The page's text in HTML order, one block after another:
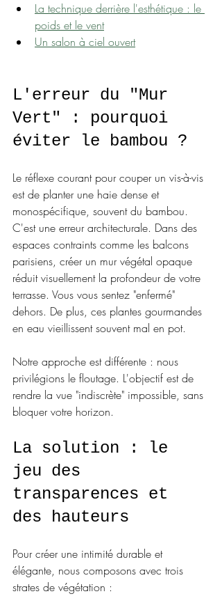
La technique derrière l'esthétique : le
poids et le vent
Un salon à ciel ouvert
L'erreur du "Mur
Vert" : pourquoi
éviter le bambou ?
Le réflexe courant pour couper un vis-à-vis
est de planter une haie dense et
monospécifique, souvent du bambou.
C'est une erreur architecturale. Dans des
espaces contraints comme les balcons
parisiens, créer un mur végétal opaque
réduit visuellement la profondeur de votre
terrasse. Vous vous sentez "enfermé"
dehors. De plus, ces plantes gourmandes
en eau vieillissent souvent mal en pot.
Notre approche est différente : nous
privilégions le floutage. L'objectif est de
rendre la vue "indiscrète" impossible, sans
bloquer votre horizon.
La solution : le
jeu des
transparences et
des hauteurs
Pour créer une intimité durable et
élégante, nous composons avec trois
strates de végétation :